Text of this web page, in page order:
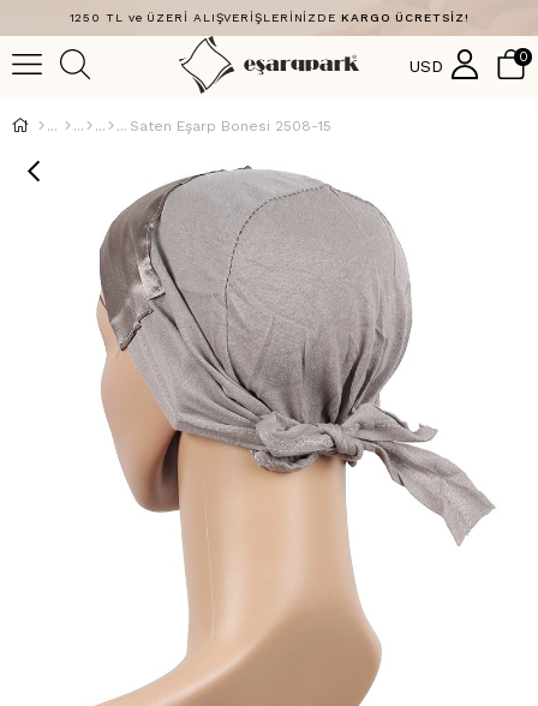
1250 TL ve ÜZERİ ALIŞVERİŞLERİNİZDE KARGO ÜCRETSİZ!
USD 0
Saten Eşarp Bonesi 2508-15